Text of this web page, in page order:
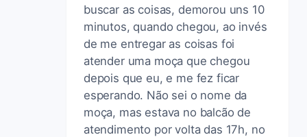
buscar as coisas, demorou uns 10
minutos, quando chegou, ao invés
de me entregar as coisas foi
atender uma moça que chegou
depois que eu, e me fez ficar
esperando. Não sei o nome da
moça, mas estava no balcão de
atendimento por volta das 17h, no